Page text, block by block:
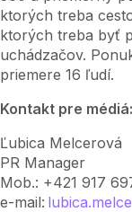
ktorých treba
ktorých treba byť
uchádzačov.
priemere 16 ľudí.
Kontakt pre médiá:
Ľubica Melcerová
PR Manager
Mob.: +421 917
e-mail: